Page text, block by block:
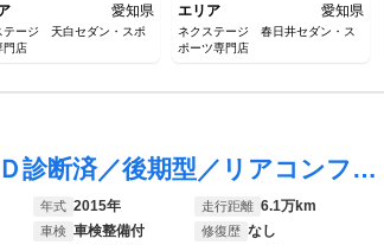
愛知県
テージ 天白セダン・スポ
門店
エリア
愛知県
ネクステージ 春日井セダン・ス
ポーツ専門店
クラウン ロイヤルサルーン ＯＢＤ診断済／後期型／リアコンフォートパッケージ／コントロールスイッチ付アームレスト／リアオートエアコン／オートエアピュリファイヤー／クルーズコントロール／ＬＥＤヘッドランプ／Ｔコネクトナビ／地デジ
年式 2015年 走行距離 6.1万km
車検 車検整備付 修復歴 なし